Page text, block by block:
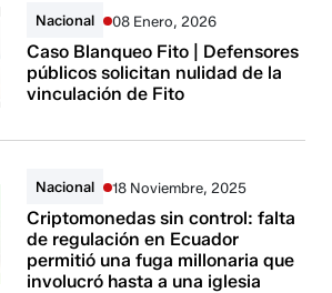
Nacional 08 Enero, 2026
Caso Blanqueo Fito | Defensores
públicos solicitan nulidad de la
vinculación de Fito
Nacional 18 Noviembre, 2025
Criptomonedas sin control: falta
de regulación en Ecuador
permitió una fuga millonaria que
involucró hasta a una iglesia